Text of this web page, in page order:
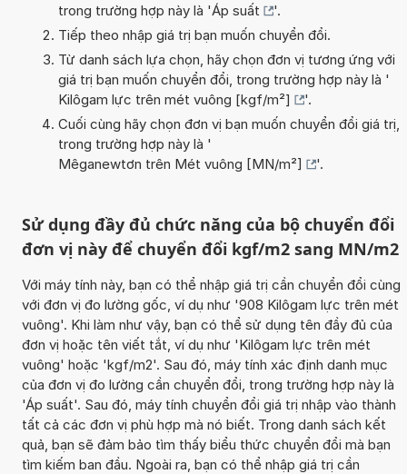
trong trường hợp này là 'Áp suất
'.
Tiếp theo nhập giá trị bạn muốn chuyển đổi.
Từ danh sách lựa chọn, hãy chọn đơn vị tương ứng với
giá trị bạn muốn chuyển đổi, trong trường hợp này là '
Kilôgam lực trên mét vuông [kgf/m²]
'.
Cuối cùng hãy chọn đơn vị bạn muốn chuyển đổi giá trị,
trong trường hợp này là '
Mêganewtơn trên Mét vuông [MN/m²]
'.
Sử dụng đầy đủ chức năng của bộ chuyển đổi
đơn vị này để chuyển đổi kgf/m2 sang MN/m2
Với máy tính này, bạn có thể nhập giá trị cần chuyển đổi cùng
với đơn vị đo lường gốc, ví dụ như '908 Kilôgam lực trên mét
vuông'. Khi làm như vậy, bạn có thể sử dụng tên đầy đủ của
đơn vị hoặc tên viết tắt, ví dụ như 'Kilôgam lực trên mét
vuông' hoặc 'kgf/m2'. Sau đó, máy tính xác định danh mục
của đơn vị đo lường cần chuyển đổi, trong trường hợp này là
'Áp suất'. Sau đó, máy tính chuyển đổi giá trị nhập vào thành
tất cả các đơn vị phù hợp mà nó biết. Trong danh sách kết
quả, bạn sẽ đảm bảo tìm thấy biểu thức chuyển đổi mà bạn
tìm kiếm ban đầu. Ngoài ra, bạn có thể nhập giá trị cần